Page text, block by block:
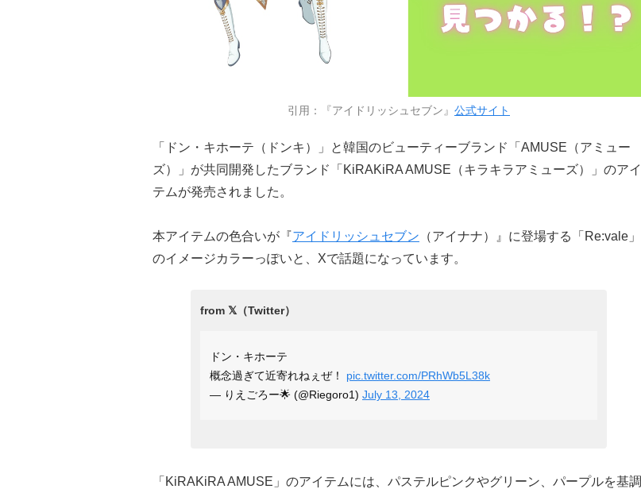
引用：『アイドリッシュセブン』 公式サイト
「ドン・キホーテ（ドンキ）」と韓国のビューティーブランド「AMUSE（アミュー
ズ）」が共同開発したブランド「KiRAKiRA AMUSE（キラキラアミューズ）」のアイ
テムが発売されました。
本アイテムの色合いが『アイドリッシュセブン （アイナナ）』に登場する「Re:vale」
のイメージカラーっぽいと、Xで話題になっています。
ドン・キホーテ
概念過ぎて近寄れねぇぜ！ pic.twitter.com/PRhWb5L38k
— りえごろー🌟 (@Riegoro1) July 13, 2024
「KiRAKiRA AMUSE」のアイテムには、パステルピンクやグリーン、パープルを基調